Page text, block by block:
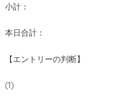
小計：
本日合計：
【エントリーの判断】
(1)